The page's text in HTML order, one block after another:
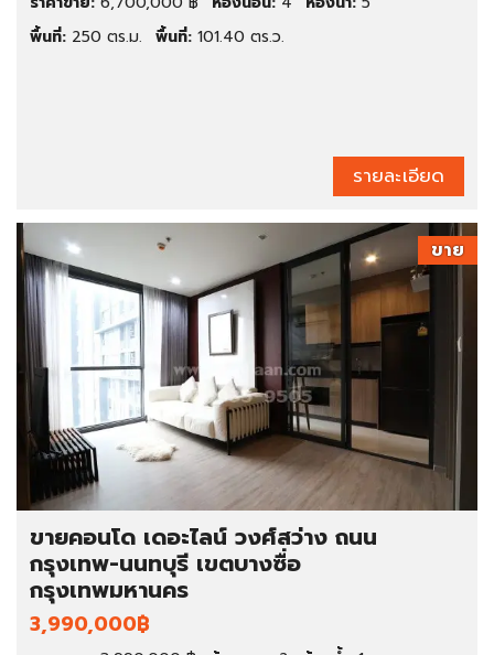
พื้นที่: 250 ตร.ม. พื้นที่: 101.40 ตร.ว.
รายละเอียด
ขาย
ขายคอนโด เดอะไลน์ วงศ์สว่าง ถนน
กรุงเทพ-นนทบุรี เขตบางซื่อ
กรุงเทพมหานคร
3,990,000฿